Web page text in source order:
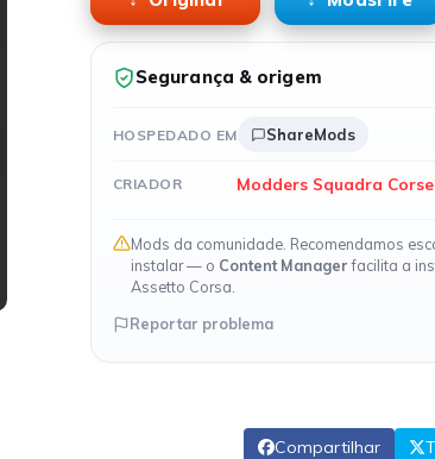
Segurança & origem
HOSPEDADO EM ShareMods
CRIADOR Modders Squadra Corse
Mods da comunidade. Recomendamos
instalar — o Content Managerfacilita a
Assetto Corsa.
Reportar problema
Compartilhar